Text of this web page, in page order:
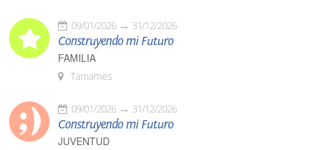
09/01/2026 31/12/2026
Construyendo mi Futuro
FAMILIA
Tamames
09/01/2026 31/12/2026
Construyendo mi Futuro
JUVENTUD